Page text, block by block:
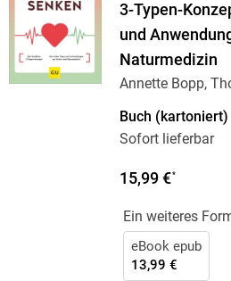
3-Typen-
und
Naturmedizin
Annette Bopp,
Buch (kartoniert)
Sofort lieferbar
15,99 €*
Ein weiteres
eBook epub
13,99 €